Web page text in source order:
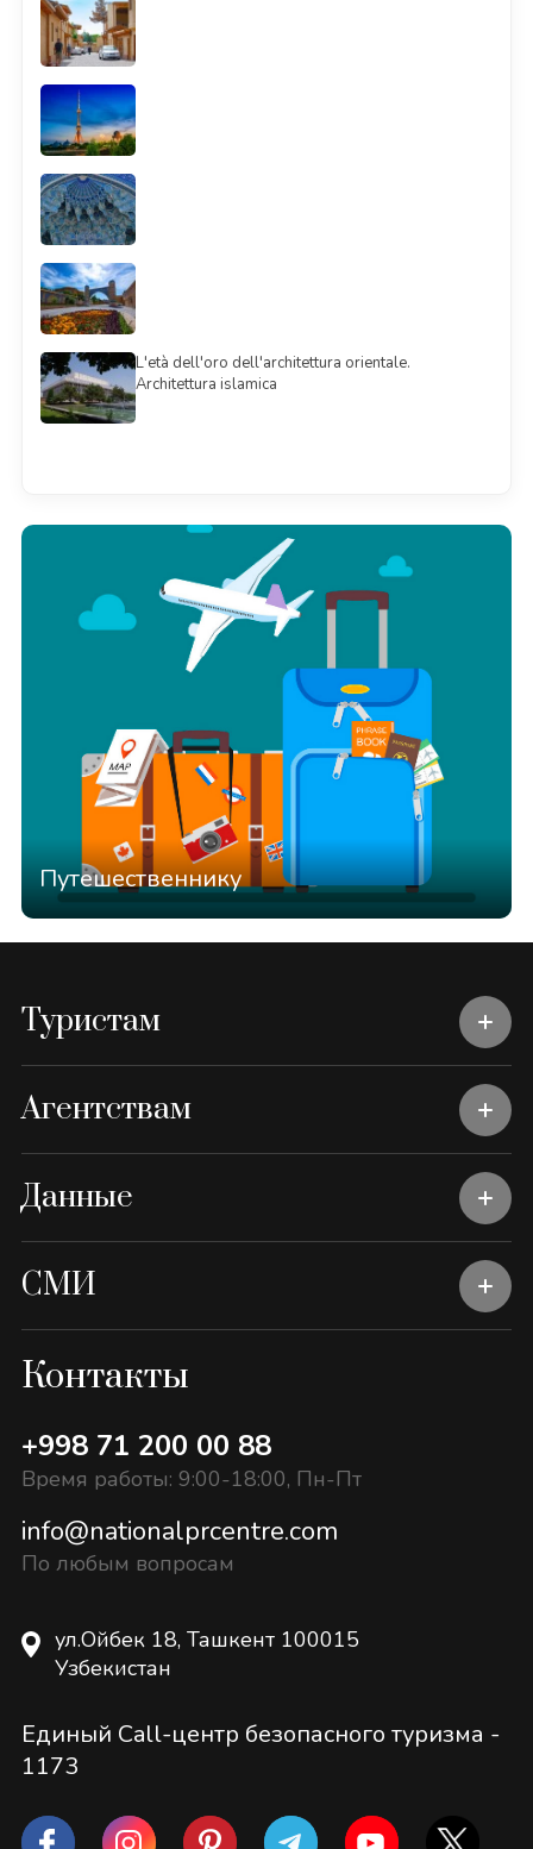
L'età dell'oro dell'architettura orientale.
Architettura islamica
Путешественнику
Туристам
Агентствам
Данные
СМИ
Контакты
+998 71 200 00 88
Время работы: 9:00-18:00, Пн-Пт
info@nationalprcentre.com
По любым вопросам
ул.Ойбек 18, Ташкент 100015
Узбекистан
Единый Call-центр безопасного туризма -
1173